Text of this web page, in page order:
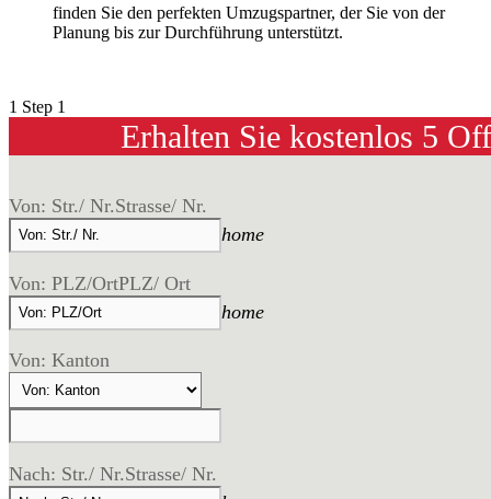
finden Sie den perfekten Umzugspartner, der Sie von der
Planung bis zur Durchführung unterstützt.
1 Step 1
Erhalten Sie kostenlos 5
Von: Str./ Nr.Strasse/ Nr.
home
Von: PLZ/OrtPLZ/ Ort
home
Von: Kanton
Nach: Str./ Nr.Strasse/ Nr.